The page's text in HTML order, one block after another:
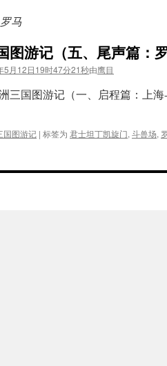
罗马
图游记（五、尾声篇：
5月12日19时47分21秒由鹰目
三国图游记（一、启程篇：上
国图游记 | 标签为 君士坦丁凯旋门, 斗兽场,